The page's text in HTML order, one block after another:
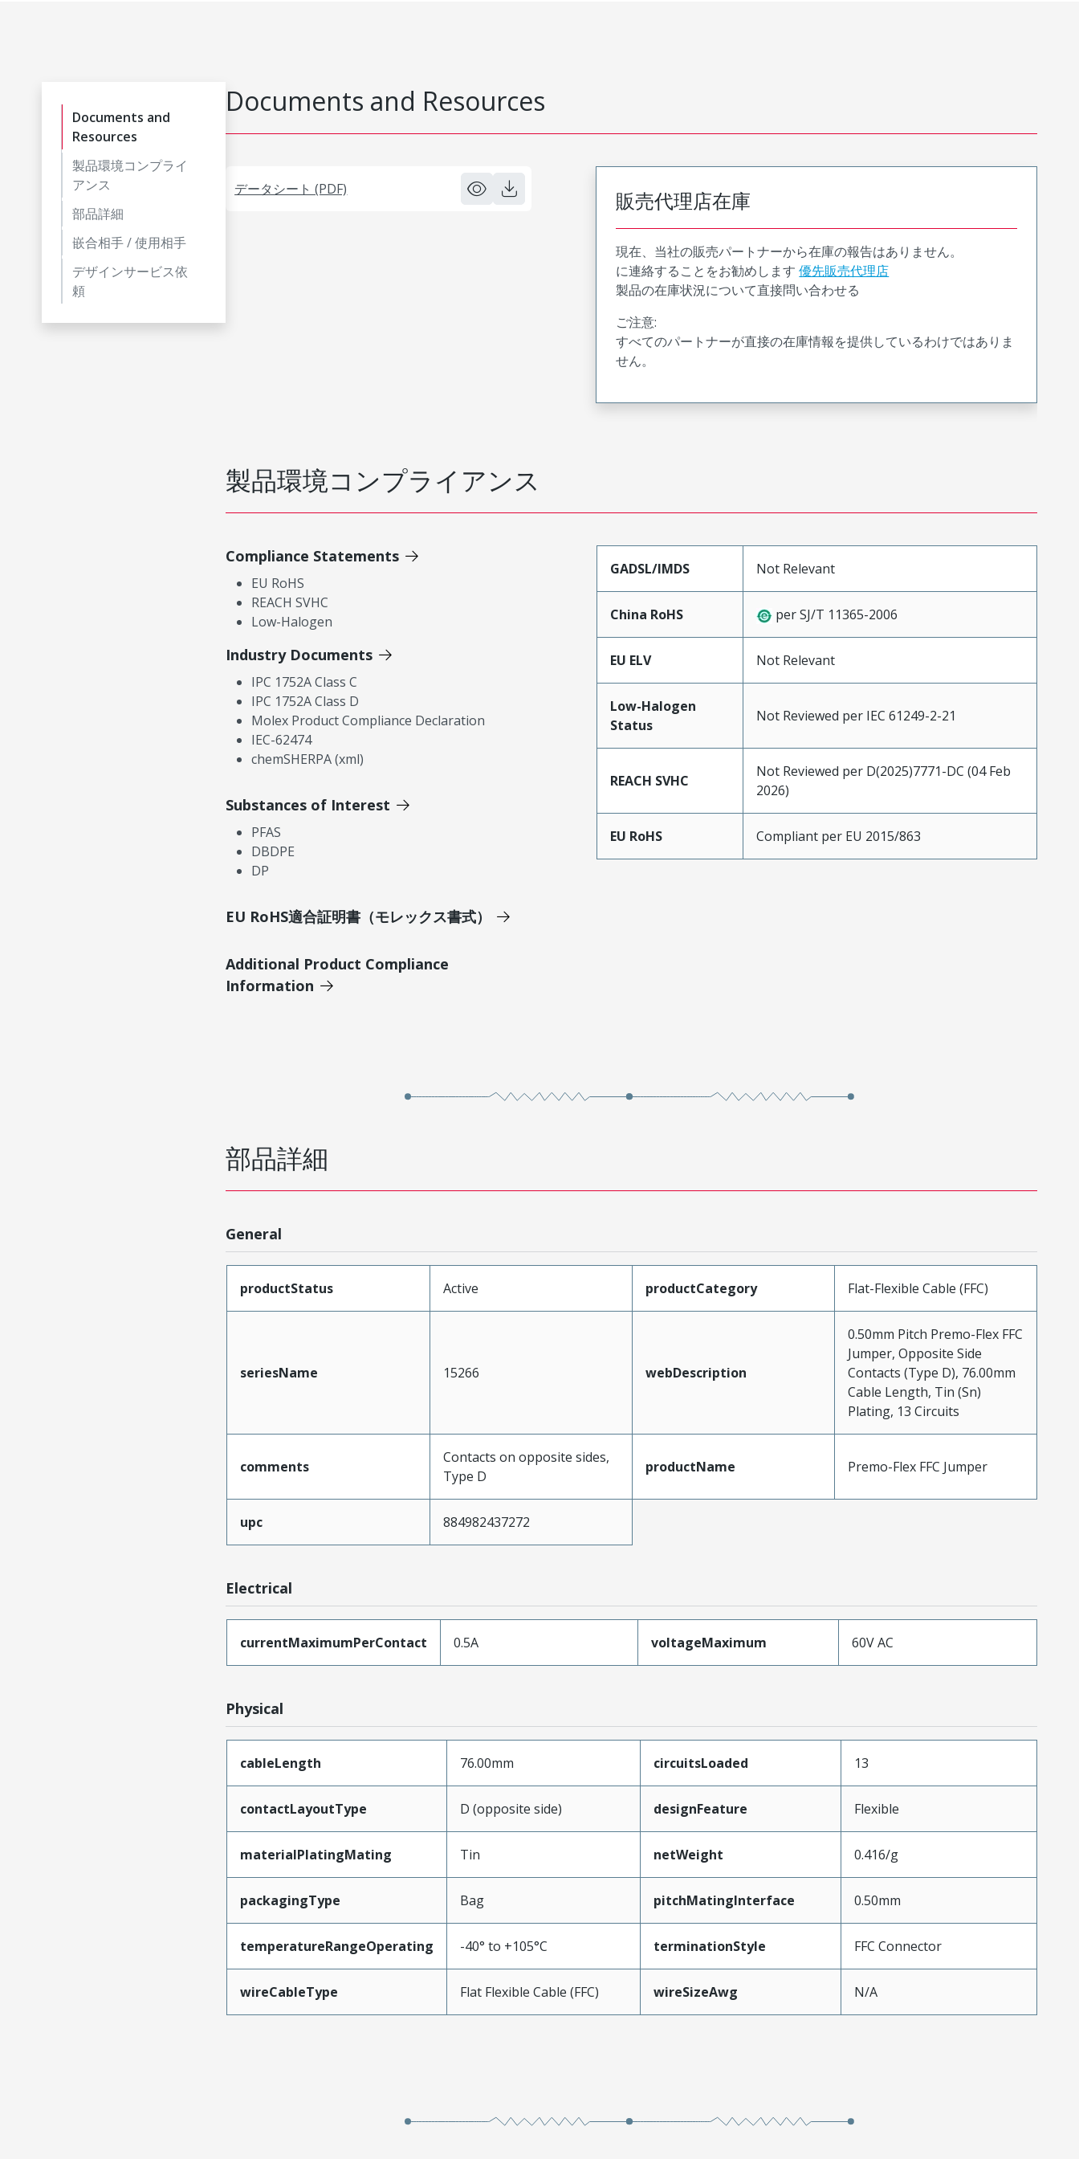
Documents and
Resources
製品環境コンプライ
アンス
部品詳細
嵌合相手 / 使用相手
デザインサービス依
頼
Documents and Resources
データシート (PDF) 販売代理店在庫
現在、当社の販売パートナーから在庫の報告はありません。
に連絡することをお勧めします 優先販売代理店
製品の在庫状況について直接問い合わせる
ご注意:
すべてのパートナーが直接の在庫情報を提供しているわけではありま
せん。
製品環境コンプライアンス
Compliance Statements
EU RoHS
REACH SVHC
Low-Halogen
Industry Documents
IPC 1752A Class C
IPC 1752A Class D
Molex Product Compliance Declaration
IEC-62474
chemSHERPA (xml)
Substances of Interest
PFAS
DBDPE
DP
EU RoHS適合証明書（モレックス書式）
Additional Product Compliance
Information
GADSL/IMDS Not Relevant
China RoHS per SJ/T 11365-2006
EU ELV Not Relevant
Low-Halogen
Status
Not Reviewed per IEC 61249-2-21
REACH SVHC
Not Reviewed per D(2025)7771-DC (04 Feb
2026)
EU RoHS Compliant per EU 2015/863
部品詳細
General
productStatus Active productCategory Flat-Flexible Cable (FFC)
seriesName 15266 webDescription
0.50mm Pitch Premo-Flex FFC
Jumper, Opposite Side
Contacts (Type D), 76.00mm
Cable Length, Tin (Sn)
Plating, 13 Circuits
comments
Contacts on opposite sides,
Type D
productName Premo-Flex FFC Jumper
upc 884982437272
Electrical
currentMaximumPerContact 0.5A voltageMaximum 60V AC
Physical
cableLength 76.00mm circuitsLoaded 13
contactLayoutType D (opposite side) designFeature Flexible
materialPlatingMating Tin netWeight 0.416/g
packagingType Bag pitchMatingInterface 0.50mm
temperatureRangeOperating -40° to +105°C terminationStyle FFC Connector
wireCableType Flat Flexible Cable (FFC) wireSizeAwg N/A